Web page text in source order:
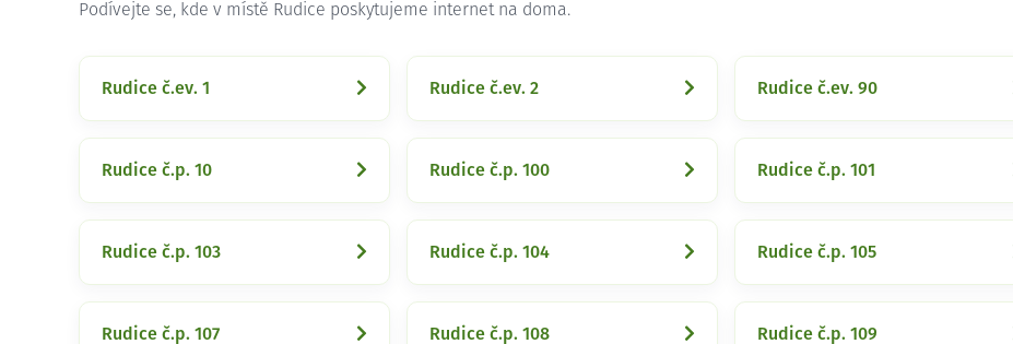
Podívejte se, kde v místě Rudice poskytujeme internet na doma.
Rudice č.ev. 1 Rudice č.ev. 2 Rudice č.ev. 90
Rudice č.p. 10 Rudice č.p. 100 Rudice č.p. 101
Rudice č.p. 103 Rudice č.p. 104 Rudice č.p. 105
Rudice č.p. 107 Rudice č.p. 108 Rudice č.p. 109